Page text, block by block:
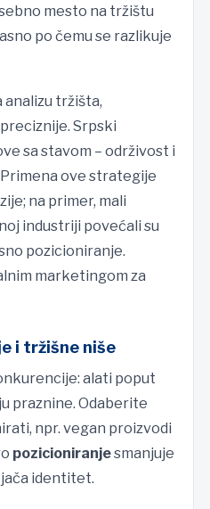
mesto na tržištu
po čemu se razlikuje
analizu tržišta,
Srpski
sa stavom – održivost i
ove strategije
na primer, mali
industriji povećali su
pozicioniranje.
marketingom za
i tržišne niše
alati poput
praznine. Odaberite
npr. vegan proizvodi
pozicioniranjesmanjuje
identitet.